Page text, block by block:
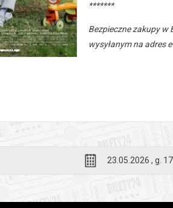
*******
Bezpieczne zakupy
wysyłanym na adres
23.05.2026 , g.